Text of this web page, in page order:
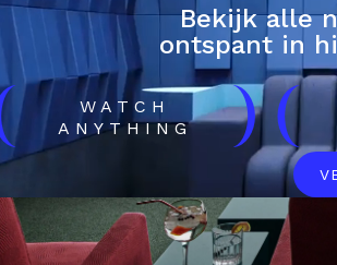
Bekijk alle
ontspant in
WATCH
ANYTHING
)(